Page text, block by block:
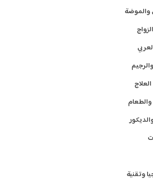
والموضة
وتقنية